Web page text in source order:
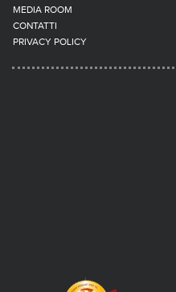
MEDIA ROOM
CONTATTI
PRIVACY POLICY